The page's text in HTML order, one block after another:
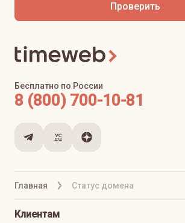
Проверить
Главная Статус домена
Бесплатно по России
8 (800) 700-10-81
Клиентам